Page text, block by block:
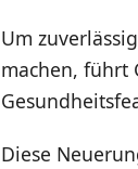
Um
machen, führt
Diese